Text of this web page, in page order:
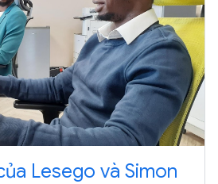
Lesego và Simon